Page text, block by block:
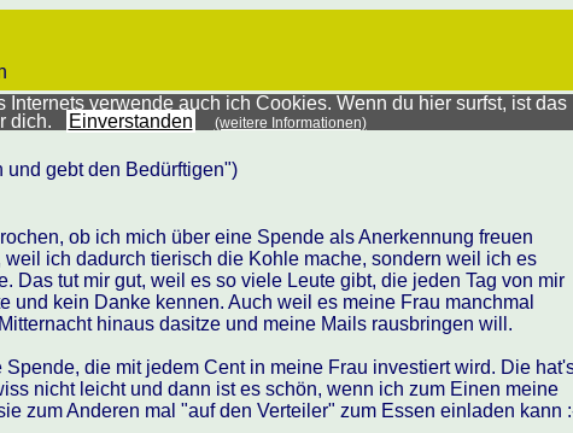
Internets verwende auch ich Cookies. Wenn du hier surfst, ist das
dich.
Einverstanden (weitere Informationen)
und gebt den Bedürftigen")
ob ich mich über eine Spende als Anerkennung freuen
ich dadurch tierisch die Kohle mache, sondern weil ich es
Das tut mir gut, weil es so viele Leute gibt, die jeden Tag von mir
und kein Danke kennen. Auch weil es meine Frau manchmal
hinaus dasitze und meine Mails rausbringen will.
die mit jedem Cent in meine Frau investiert wird. Die
nicht leicht und dann ist es schön, wenn ich zum Einen meine
zum Anderen mal "auf den Verteiler" zum Essen einladen kann